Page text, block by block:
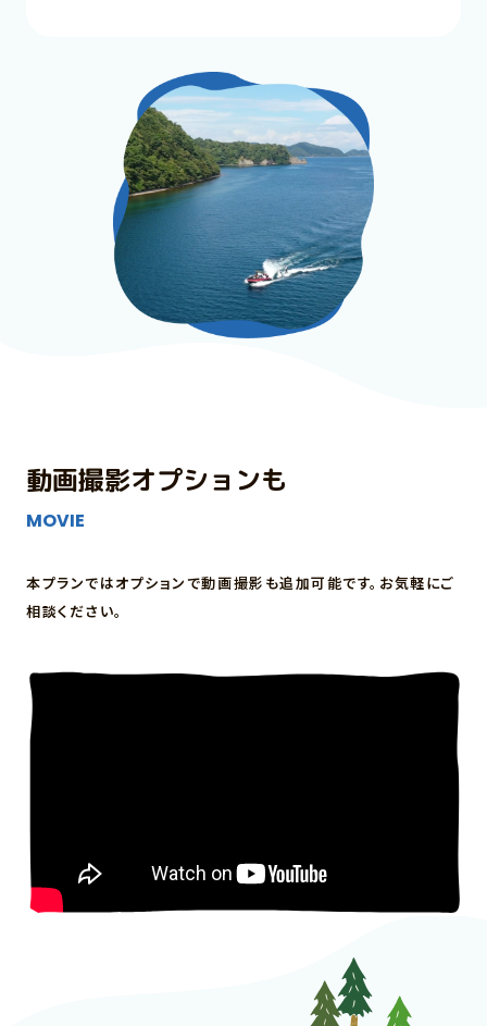
プラン紹介
動画撮影オプションも
MOVIE
本プランではオプションで動画撮影も追加可能です。お気軽にご
相談ください。